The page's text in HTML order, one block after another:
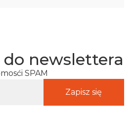
do newslettera
SPAM